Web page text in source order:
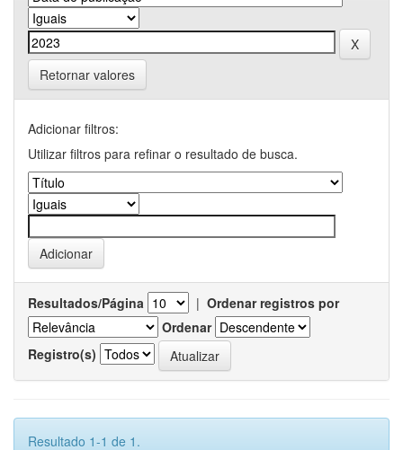
Retornar valores
Adicionar filtros:
Utilizar filtros para refinar o resultado de busca.
Resultados/Página | Ordenar registros por
Ordenar
Registro(s)
Resultado 1-1 de 1.